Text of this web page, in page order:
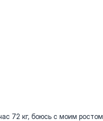
72 кг, боюсь с моим ростом